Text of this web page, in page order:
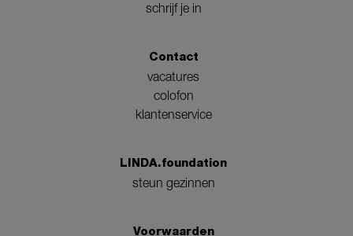
schrijf je in
Contact
vacatures
colofon
klantenservice
LINDA.foundation
steun gezinnen
Voorwaarden